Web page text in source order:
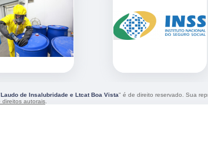
Laudo de Insalubridade e Ltcat Boa Vista" é de direito reservado. Sua
autorais